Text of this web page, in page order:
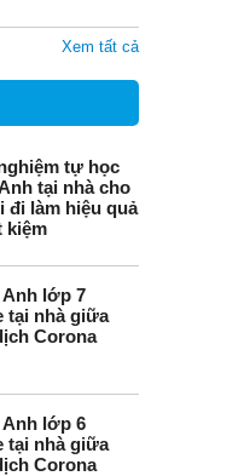
Xem tất cả
tự học
tại nhà cho
đi làm hiệu quả
kiệm
Anh lớp 7
tại nhà giữa
Corona
Anh lớp 6
tại nhà giữa
Corona